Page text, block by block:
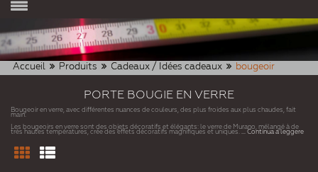
Accueil Produits Cadeaux / Idées cadeaux bougeoir
PORTE BOUGIE EN VERRE
Bougeoir en verre, avec différentes nuances de couleurs, des plus froides aux plus chaudes, fait
main.
Les bougeoirs en verre sont des objets décoratifs et élégants: le verre de Murano, mélangé à de
très hautes températures, crée des effets décoratifs magnifiques et uniques. ... Continua a leggere